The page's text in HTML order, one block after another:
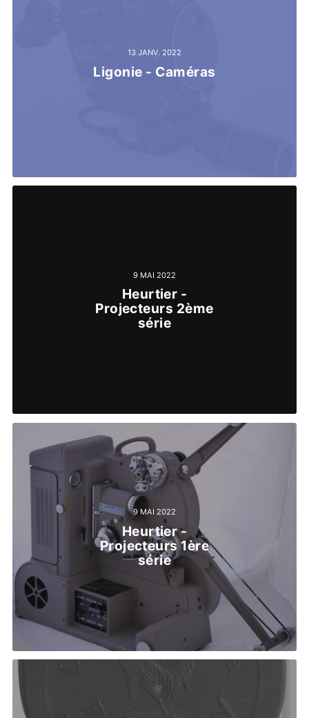
13 JANV. 2022
Ligonie - Caméras
9 MAI 2022
Heurtier -
Projecteurs 2ème
série
9 MAI 2022
Heurtier -
Projecteurs 1ère
série